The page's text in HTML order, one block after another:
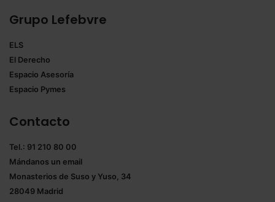
Saber más acerca de las cookies
Grupo Lefebvre
ELS
El Derecho
Espacio Asesoría
Espacio Pymes
Contacto
Tel.: 91 210 80 00
Mándanos un email
Monasterios de Suso y Yuso, 34
28049 Madrid